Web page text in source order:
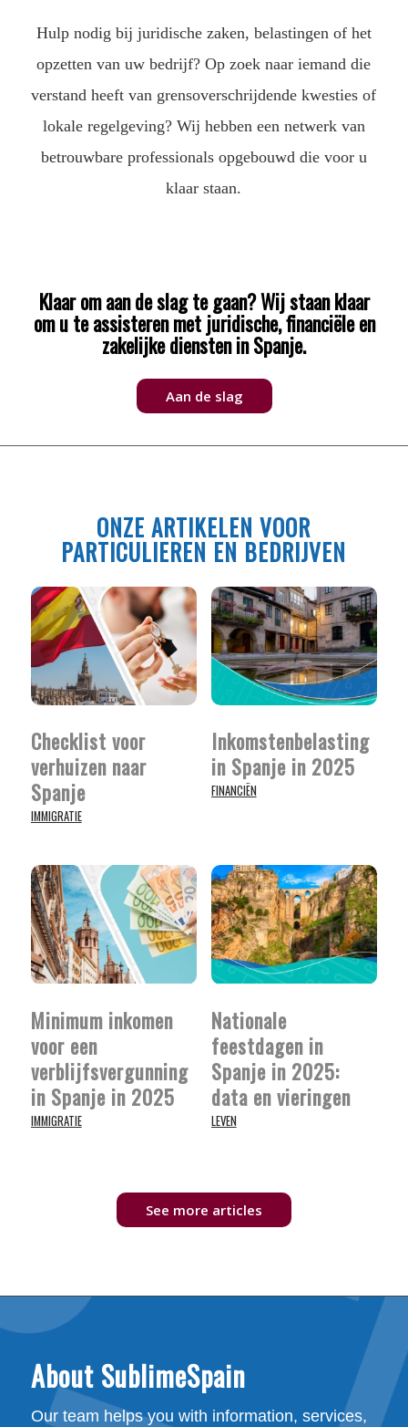
Hulp nodig bij juridische zaken, belastingen of het
opzetten van uw bedrijf? Op zoek naar iemand die
verstand heeft van grensoverschrijdende kwesties of
lokale regelgeving? Wij hebben een netwerk van
betrouwbare professionals opgebouwd die voor u
klaar staan.
Klaar om aan de slag te gaan? Wij staan klaar
om u te assisteren met juridische, financiële en
zakelijke diensten in Spanje.
Aan de slag
ONZE ARTIKELEN VOOR
PARTICULIEREN EN BEDRIJVEN
Checklist voor
verhuizen naar
Spanje
IMMIGRATIE
Inkomstenbelasting
in Spanje in 2025
FINANCIËN
Minimum inkomen
voor een
verblijfsvergunning
in Spanje in 2025
IMMIGRATIE
Nationale
feestdagen in
Spanje in 2025:
data en vieringen
LEVEN
See more articles
About SublimeSpain
Our team helps you with information, services,